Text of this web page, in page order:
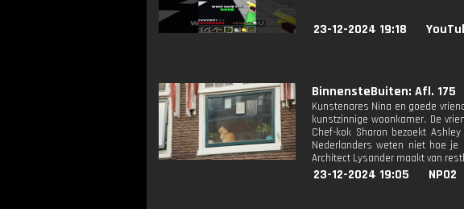
23-12-2024 19:18
BinnensteBuiten: Afl. 175
Kunstenares Nina en goede
kunstzinnige woonkamer. De
Chef-kok Sharon bezoekt
Nederlanders weten niet hoe
Architect Lysander maakt van
23-12-2024 19:05 NPO2